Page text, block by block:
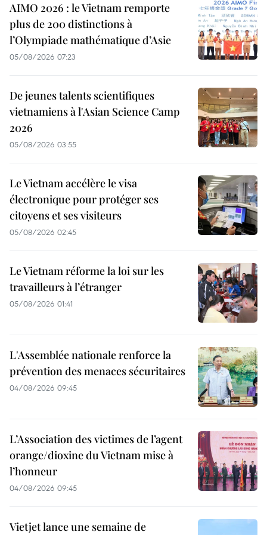
AIMO 2026 : le Vietnam remporte
plus de 200 distinctions à
l’Olympiade mathématique d’Asie
05/08/2026 07:23
De jeunes talents scientifiques
vietnamiens à l'Asian Science Camp
2026
05/08/2026 03:55
Le Vietnam accélère le visa
électronique pour protéger ses
citoyens et ses visiteurs
05/08/2026 02:45
Le Vietnam réforme la loi sur les
travailleurs à l’étranger
05/08/2026 01:41
L'Assemblée nationale renforce la
prévention des menaces sécuritaires
04/08/2026 09:45
L’Association des victimes de l’agent
orange/dioxine du Vietnam mise à
l’honneur
04/08/2026 09:45
Vietjet lance une semaine de